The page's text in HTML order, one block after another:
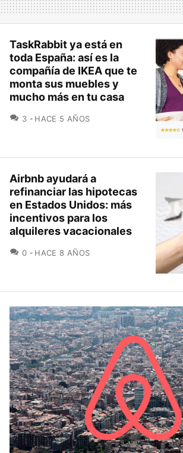
TaskRabbit ya está en
toda España: así es la
compañía de IKEA que te
monta sus muebles y
mucho más en tu casa
3 COMENTARIOS
HACE 5 AÑOS
Airbnb ayudará a
refinanciar las hipotecas
en Estados Unidos: más
incentivos para los
alquileres vacacionales
0 COMENTARIOS
HACE 8 AÑOS